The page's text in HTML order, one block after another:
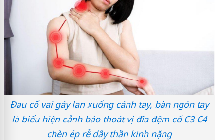
Đau cổ vai gáy lan xuống cánh tay, bàn ngón tay
là biểu hiện cảnh báo thoát vị đĩa đệm cổ C3 C4
chèn ép rễ dây thần kinh nặng